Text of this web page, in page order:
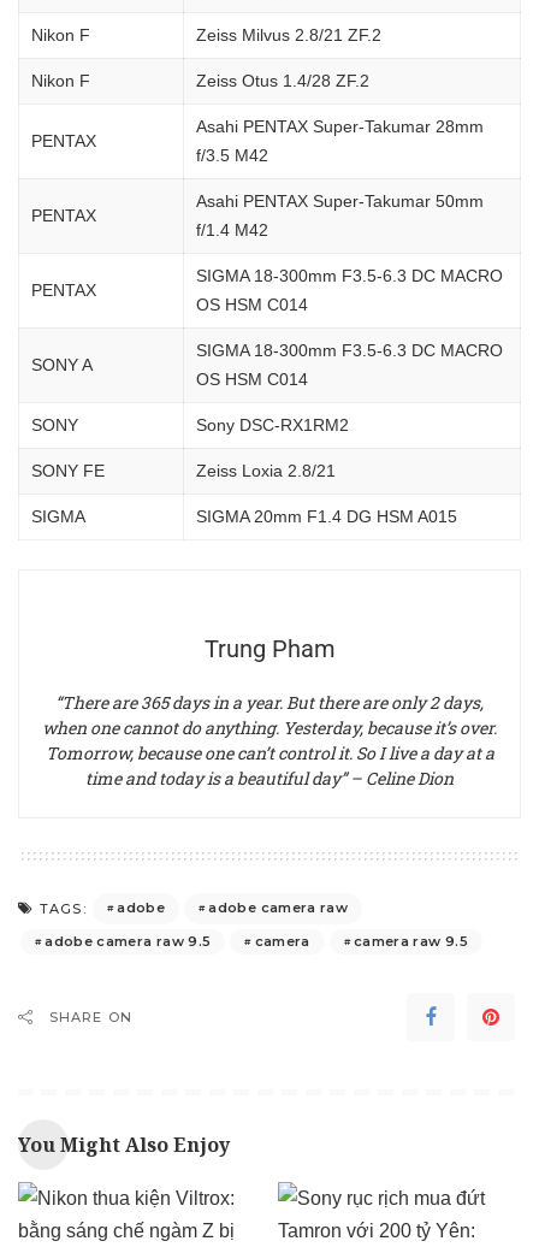
Nikon F Zeiss Milvus 2.8/21 ZF.2
Nikon F Zeiss Otus 1.4/28 ZF.2
PENTAX
Asahi PENTAX Super-Takumar 28mm
f/3.5 M42
PENTAX
Asahi PENTAX Super-Takumar 50mm
f/1.4 M42
PENTAX
SIGMA 18-300mm F3.5-6.3 DC MACRO
OS HSM C014
SONY A
SIGMA 18-300mm F3.5-6.3 DC MACRO
OS HSM C014
SONY Sony DSC-RX1RM2
SONY FE Zeiss Loxia 2.8/21
SIGMA SIGMA 20mm F1.4 DG HSM A015
Trung Pham
“There are 365 days in a year. But there are only 2 days,
when one cannot do anything. Yesterday, because it’s over.
Tomorrow, because one can’t control it. So I live a day at a
time and today is a beautiful day” – Celine Dion
TAGS: adobe
adobe camera raw
adobe camera raw 9.5
camera camera raw 9.5
SHARE ON
You Might Also Enjoy